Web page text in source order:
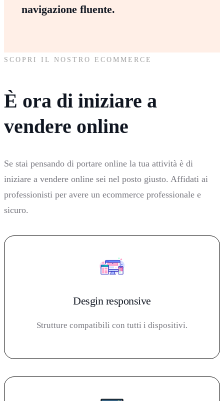
navigazione fluente.
SCOPRI IL NOSTRO ECOMMERCE
È ora di iniziare a
vendere online
Se stai pensando di portare online la tua attività è di
iniziare a vendere online sei nel posto giusto. Affidati ai
professionisti per avere un ecommerce professionale e
sicuro.
Desgin responsive
Strutture compatibili con tutti i dispositivi.